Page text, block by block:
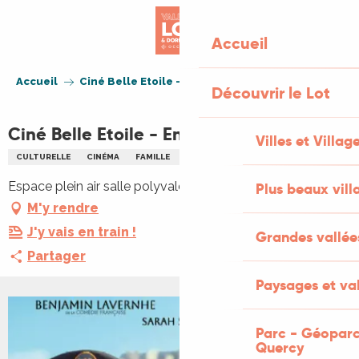
Accueil
Découvrir le Lot
Villes et
Plus beaux
Grandes
Paysages et
Parc -
Quercy
Accueil Ciné Belle Etoile - En fanfare
Ciné Belle Etoile - En fanfare
CULTURELLE CINÉMA FAMILLE
Espace plein air salle polyvalente, 46200 Lacave
M'y rendre
J'y vais en train !
Partager